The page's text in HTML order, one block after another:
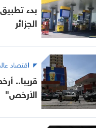
بدء
الجزائر
اقتصاد
قريبا..
الأرخص"